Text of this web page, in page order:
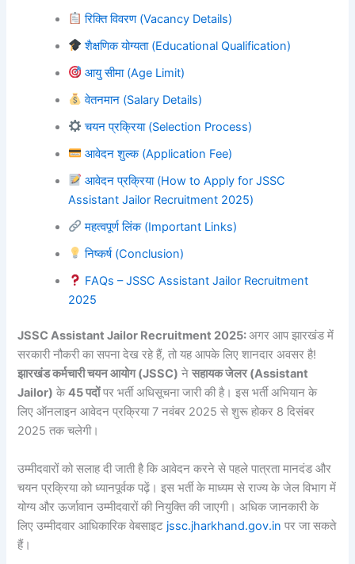
रिक्ति विवरण (Vacancy Details)
शैक्षणिक योग्यता (Educational Qualification)
आयु सीमा (Age Limit)
वेतनमान (Salary Details)
चयन प्रक्रिया (Selection Process)
आवेदन शुल्क (Application Fee)
आवेदन प्रक्रिया (How to Apply for JSSC
Assistant Jailor Recruitment 2025)
महत्वपूर्ण लिंक (Important Links)
निष्कर्ष (Conclusion)
FAQs – JSSC Assistant Jailor Recruitment
2025
JSSC Assistant Jailor Recruitment 2025:अगर आप झारखंड में
सरकारी नौकरी का सपना देख रहे हैं, तो यह आपके लिए शानदार अवसर है!
झारखंड कर्मचारी चयन आयोग (JSSC) नेसहायक जेलर (Assistant
Jailor) के45 पदोंपर भर्ती अधिसूचना जारी की है। इस भर्ती अभियान के
लिए ऑनलाइन आवेदन प्रक्रिया 7 नवंबर 2025 से शुरू होकर 8 दिसंबर
2025 तक चलेगी।
उम्मीदवारों को सलाह दी जाती है कि आवेदन करने से पहले पात्रता मानदंड और
चयन प्रक्रिया को ध्यानपूर्वक पढ़ें। इस भर्ती के माध्यम से राज्य के जेल विभाग में
योग्य और ऊर्जावान उम्मीदवारों की नियुक्ति की जाएगी। अधिक जानकारी के
लिए उम्मीदवार आधिकारिक वेबसाइट jssc.jharkhand.gov.in पर जा सकते
हैं।